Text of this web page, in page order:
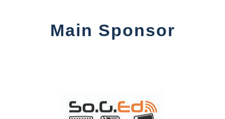
Main Sponsor